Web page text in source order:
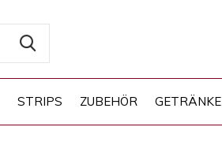
STRIPS ZUBEHÖR GETRÄNKE